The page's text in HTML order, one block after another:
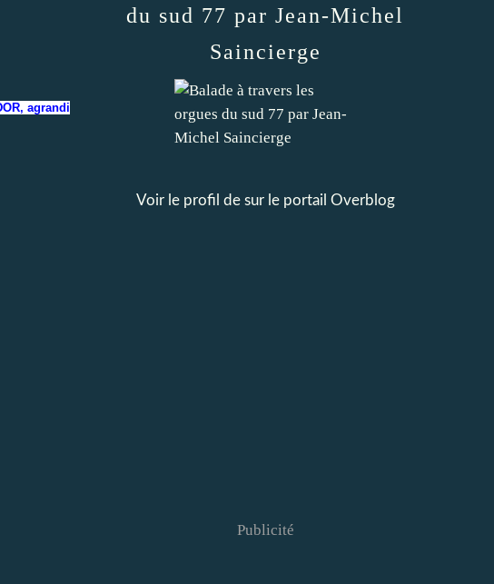
agrandi
du sud 77 par Jean-Michel
Saincierge
Voir le profil de sur le portail Overblog
Publicité